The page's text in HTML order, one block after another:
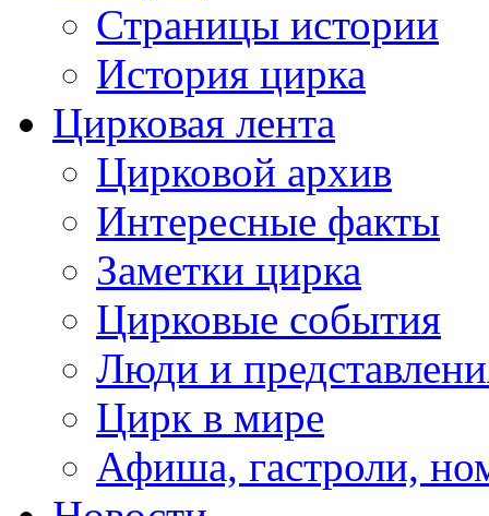
Страницы истории
История цирка
Цирковая лента
Цирковой архив
Интересные факты
Заметки цирка
Цирковые события
Люди и
Цирк в мире
Афиша, гастроли,